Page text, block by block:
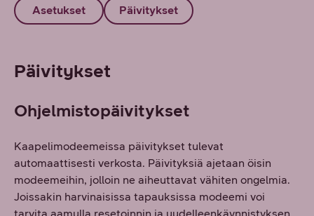
Asetukset Päivitykset
Päivitykset
Ohjelmistopäivitykset
Kaapelimodeemeissa päivitykset tulevat
automaattisesti verkosta. Päivityksiä ajetaan öisin
modeemeihin, jolloin ne aiheuttavat vähiten ongelmia.
Joissakin harvinaisissa tapauksissa modeemi voi